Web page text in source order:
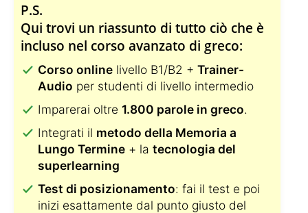
P.S.
Qui trovi un riassunto di tutto ciò che è
incluso nel corso avanzato di greco:
Corso online livello B1/B2 + Trainer-
Audio per studenti di livello intermedio
Imparerai oltre 1.800 parole in greco.
Integrati il metodo della Memoria a
Lungo Termine + la tecnologia del
superlearning
Test di posizionamento: fai il test e poi
inizi esattamente dal punto giusto del